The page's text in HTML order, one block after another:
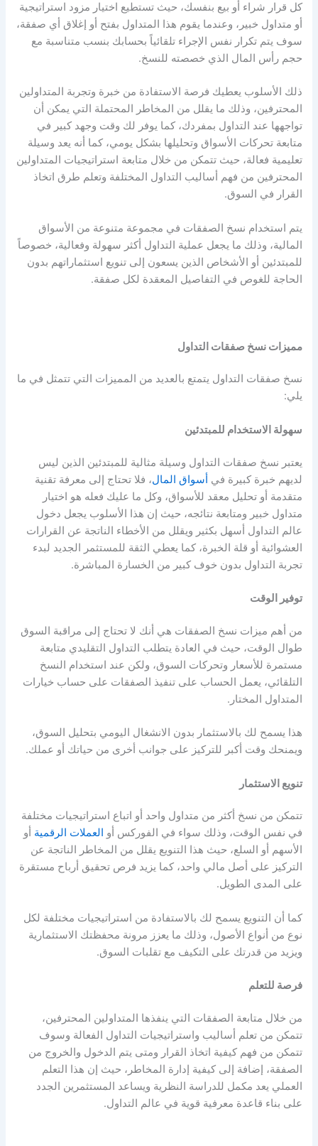
كل قرار شراء أو بيع بنفسك، حيث تستطيع اختيار مزود استراتيجية
أو متداول خبير، وعندما يقوم هذا المتداول بفتح أو إغلاق أي صفقة،
سوف يتم تكرار نفس الإجراء تلقائياً بحسابك بنسب متناسبة مع
حجم رأس المال الذي خصصته للنسخ.
ذلك الأسلوب يعطيك فرصة الاستفادة من خبرة وتجربة المتداولين
المحترفين، وذلك ما يقلل من المخاطر المحتملة التي يمكن أن
تواجهها عند التداول بمفردك، كما يوفر لك وقت وجهد كبير في
متابعة تحركات الأسواق وتحليلها بشكل يومي، كما أنه يعد وسيلة
تعليمية فعالة، حيث تتمكن من خلال متابعة استراتيجيات المتداولين
المحترفين من فهم أساليب التداول المختلفة وتعلم طرق اتخاذ
القرار في السوق.
يتم استخدام نسخ الصفقات في مجموعة متنوعة من الأسواق
المالية، وذلك ما يجعل عملية التداول أكثر سهولة وفعالية، خصوصاً
للمبتدئين أو الأشخاص الذين يسعون إلى تنويع استثماراتهم بدون
الحاجة للغوص في التفاصيل المعقدة لكل صفقة.
مميزات نسخ صفقات التداول
نسخ صفقات التداول يتمتع بالعديد من المميزات التي تتمثل في ما
يلي:
سهولة الاستخدام للمبتدئين
يعتبر نسخ صفقات التداول وسيلة مثالية للمبتدئين الذين ليس
لديهم خبرة كبيرة في أسواق المال ، فلا تحتاج إلى معرفة تقنية
متقدمة أو تحليل معقد للأسواق، وكل ما عليك فعله هو اختيار
متداول خبير ومتابعة نتائجه، حيث إن هذا الأسلوب يجعل دخول
عالم التداول أسهل بكثير ويقلل من الأخطاء الناتجة عن القرارات
العشوائية أو قلة الخبرة، كما يعطي الثقة للمستثمر الجديد لبدء
تجربة التداول بدون خوف كبير من الخسارة المباشرة.
توفير الوقت
من أهم ميزات نسخ الصفقات هي أنك لا تحتاج إلى مراقبة السوق
طوال الوقت، حيث في العادة يتطلب التداول التقليدي متابعة
مستمرة للأسعار وتحركات السوق، ولكن عند استخدام النسخ
التلقائي، يعمل الحساب على تنفيذ الصفقات على حساب خيارات
المتداول المختار.
هذا يسمح لك بالاستثمار بدون الانشغال اليومي بتحليل السوق،
ويمنحك وقت أكبر للتركيز على جوانب أخرى من حياتك أو عملك.
تنويع الاستثمار
تتمكن من نسخ أكثر من متداول واحد أو اتباع استراتيجيات مختلفة
في نفس الوقت، وذلك سواء في الفوركس أوالعملات الرقميةأو
الأسهم أو السلع، حيث هذا التنويع يقلل من المخاطر الناتجة عن
التركيز على أصل مالي واحد، كما يزيد فرص تحقيق أرباح مستقرة
على المدى الطويل.
كما أن التنويع يسمح لك بالاستفادة من استراتيجيات مختلفة لكل
نوع من أنواع الأصول، وذلك ما يعزز مرونة محفظتك الاستثمارية
ويزيد من قدرتك على التكيف مع تقلبات السوق.
فرصة للتعلم
من خلال متابعة الصفقات التي ينفذها المتداولين المحترفين،
تتمكن من تعلم أساليب واستراتيجيات التداول الفعالة وسوف
تتمكن من فهم كيفية اتخاذ القرار ومتى يتم الدخول والخروج من
الصفقة، إضافة إلى كيفية إدارة المخاطر، حيث إن هذا التعلم
العملي يعد مكمل للدراسة النظرية ويساعد المستثمرين الجدد
على بناء قاعدة معرفية قوية في عالم التداول.